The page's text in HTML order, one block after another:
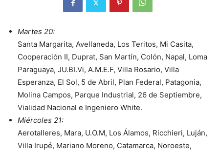
Martes 20:
Santa Margarita, Avellaneda, Los Teritos, Mi Casita,
Cooperación II, Duprat, San Martín, Colón, Napal, Loma
Paraguaya, JU.BI.Vi, A.M.E.F, Villa Rosario, Villa
Esperanza, El Sol, 5 de Abril, Plan Federal, Patagonia,
Molina Campos, Parque Industrial, 26 de Septiembre,
Vialidad Nacional e Ingeniero White.
Miércoles 21:
Aerotalleres, Mara, U.O.M, Los Álamos, Ricchieri, Luján,
Villa Irupé, Mariano Moreno, Catamarca, Noroeste,